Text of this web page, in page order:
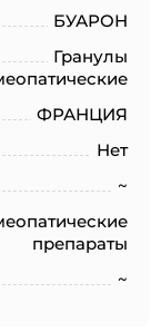
БУАРОН
Гранулы
ФРАНЦИЯ
Нет
~
препараты
~
обработку